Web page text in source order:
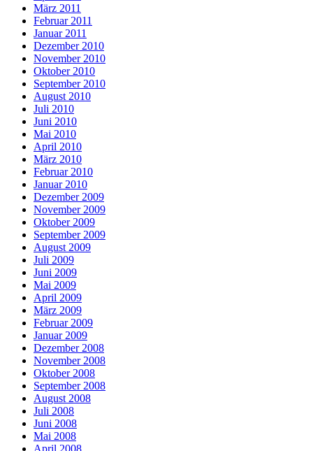
März 2011
Februar 2011
Januar 2011
Dezember 2010
November 2010
Oktober 2010
September 2010
August 2010
Juli 2010
Juni 2010
Mai 2010
April 2010
März 2010
Februar 2010
Januar 2010
Dezember 2009
November 2009
Oktober 2009
September 2009
August 2009
Juli 2009
Juni 2009
Mai 2009
April 2009
März 2009
Februar 2009
Januar 2009
Dezember 2008
November 2008
Oktober 2008
September 2008
August 2008
Juli 2008
Juni 2008
Mai 2008
April 2008